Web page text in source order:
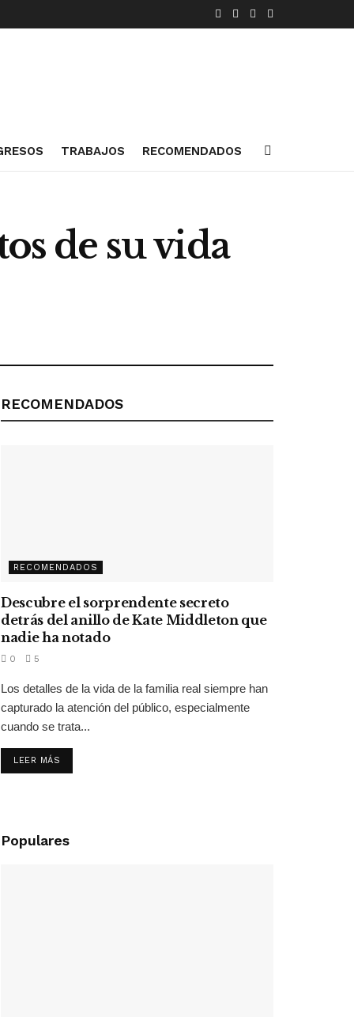
TRABAJOS RECOMENDADOS
de su vida
RECOMENDADOS
RECOMENDADOS
Descubre el sorprendente secreto
detrás del anillo de Kate Middleton que
nadie ha notado
0 5
Los detalles de la vida de la familia real siempre han
capturado la atención del público, especialmente
cuando se trata...
LEER MÁS
Populares